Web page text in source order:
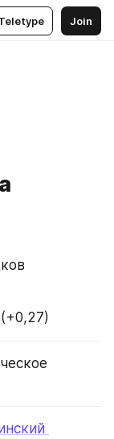
Join